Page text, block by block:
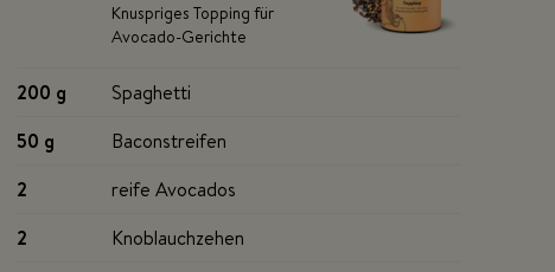
Knuspriges Topping für
Avocado-Gerichte
200 g
Spaghetti
50 g
Baconstreifen
2
reife Avocados
2
Knoblauchzehen